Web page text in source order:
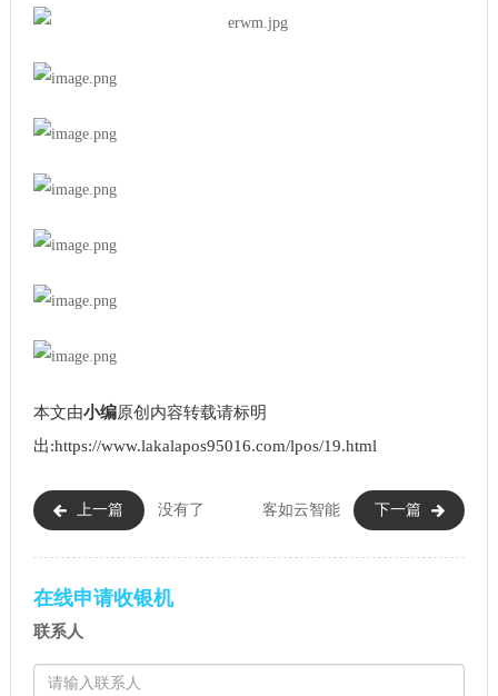
本文由小编原创内容转载请标明
出:https://www.lakalapos95016.com/lpos/19.html
上一篇 没有了 下一篇
客如云智能
在线申请收银机
联系人